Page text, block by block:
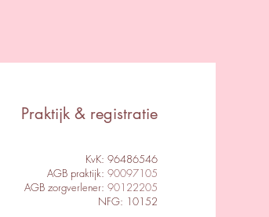
Praktijk & registratie
KvK: 96486546
AGB praktijk: 90097105
AGB zorgverlener: 90122205
NFG: 10152